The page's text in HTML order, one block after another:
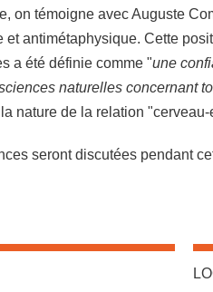
on témoigne avec Auguste
et antimétaphysique. Cette
a été définie comme "une
naturelles concernant
nature de la relation "cerveau-
seront discutées pendant